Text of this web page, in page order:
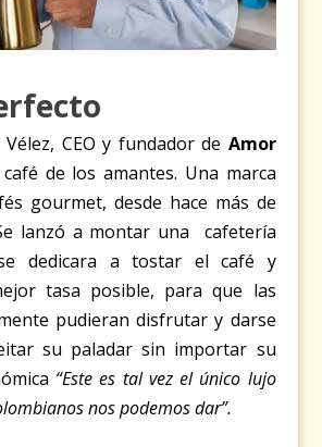
CEO y fundador de Amor
de los amantes. Una marca
gourmet, desde hace más de
lanzó a montar una cafetería
dedicara a tostar el café y
tasa posible, para que las
pudieran disfrutar y darse
su paladar sin importar su
“Este es tal vez el único lujo
nos podemos dar”.